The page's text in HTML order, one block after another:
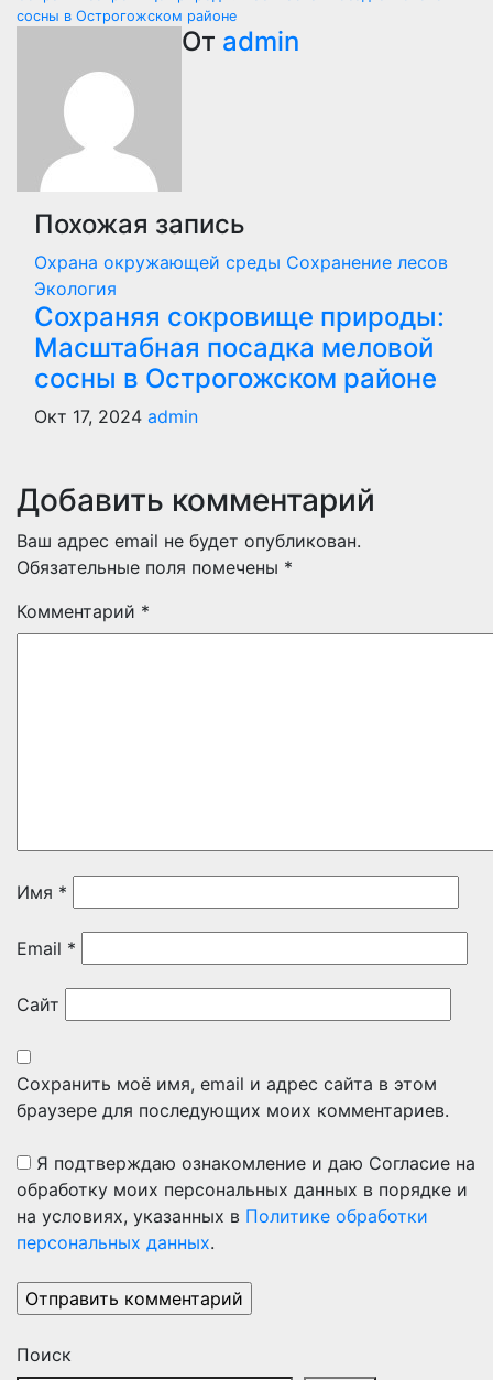
записям
сосны в Острогожском районе
От admin
Похожая запись
Охрана окружающей среды Сохранение лесов
Экология
Сохраняя сокровище природы:
Масштабная посадка меловой
сосны в Острогожском районе
Окт 17, 2024 admin
Добавить комментарий
Ваш адрес email не будет опубликован.
Обязательные поля помечены *
Комментарий *
Имя *
Email *
Сайт
Сохранить моё имя, email и адрес сайта в этом
браузере для последующих моих комментариев.
Я подтверждаю ознакомление и даю Согласие на
обработку моих персональных данных в порядке и
на условиях, указанных в Политике обработки
персональных данных.
Поиск